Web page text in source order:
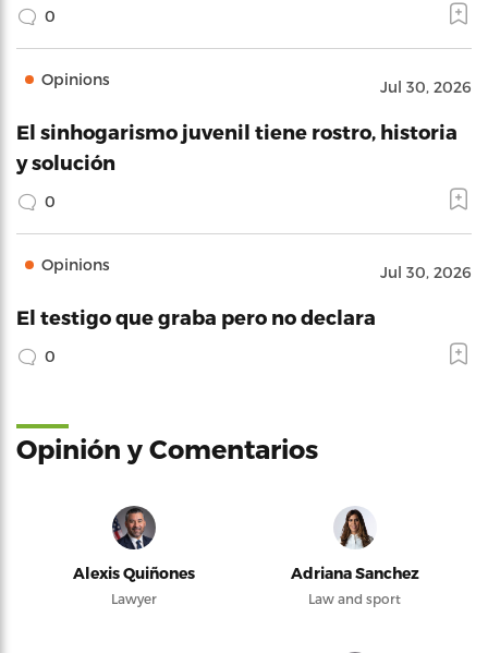
0
Opinions Jul 30, 2026
El sinhogarismo juvenil tiene rostro, historia
y solución
0
Opinions Jul 30, 2026
El testigo que graba pero no declara
0
Opinión y Comentarios
Alexis Quiñones
Lawyer
Adriana Sanchez
Law and sport